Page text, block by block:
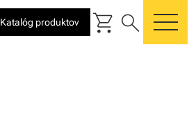
Katalóg produktov shopping_cart search